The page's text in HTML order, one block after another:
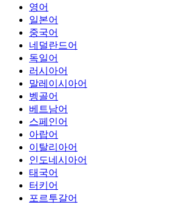
영어
일본어
중국어
네덜란드어
독일어
러시아어
말레이시아어
벵골어
베트남어
스페인어
아랍어
이탈리아어
인도네시아어
태국어
터키어
포르투갈어